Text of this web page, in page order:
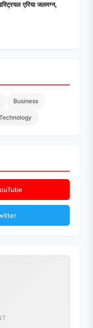
एरिया जलमग्न,
Business